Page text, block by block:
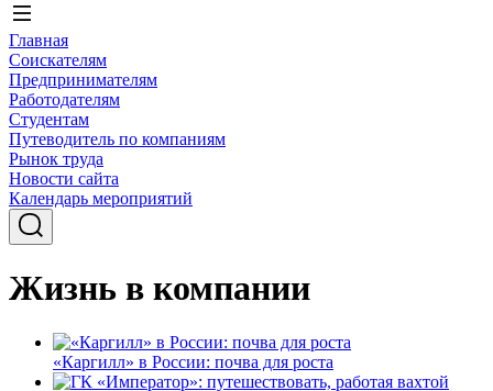
Главная
Соискателям
Предпринимателям
Работодателям
Студентам
Путеводитель по компаниям
Рынок труда
Новости сайта
Календарь мероприятий
Жизнь в компании
«Каргилл» в России: почва для роста